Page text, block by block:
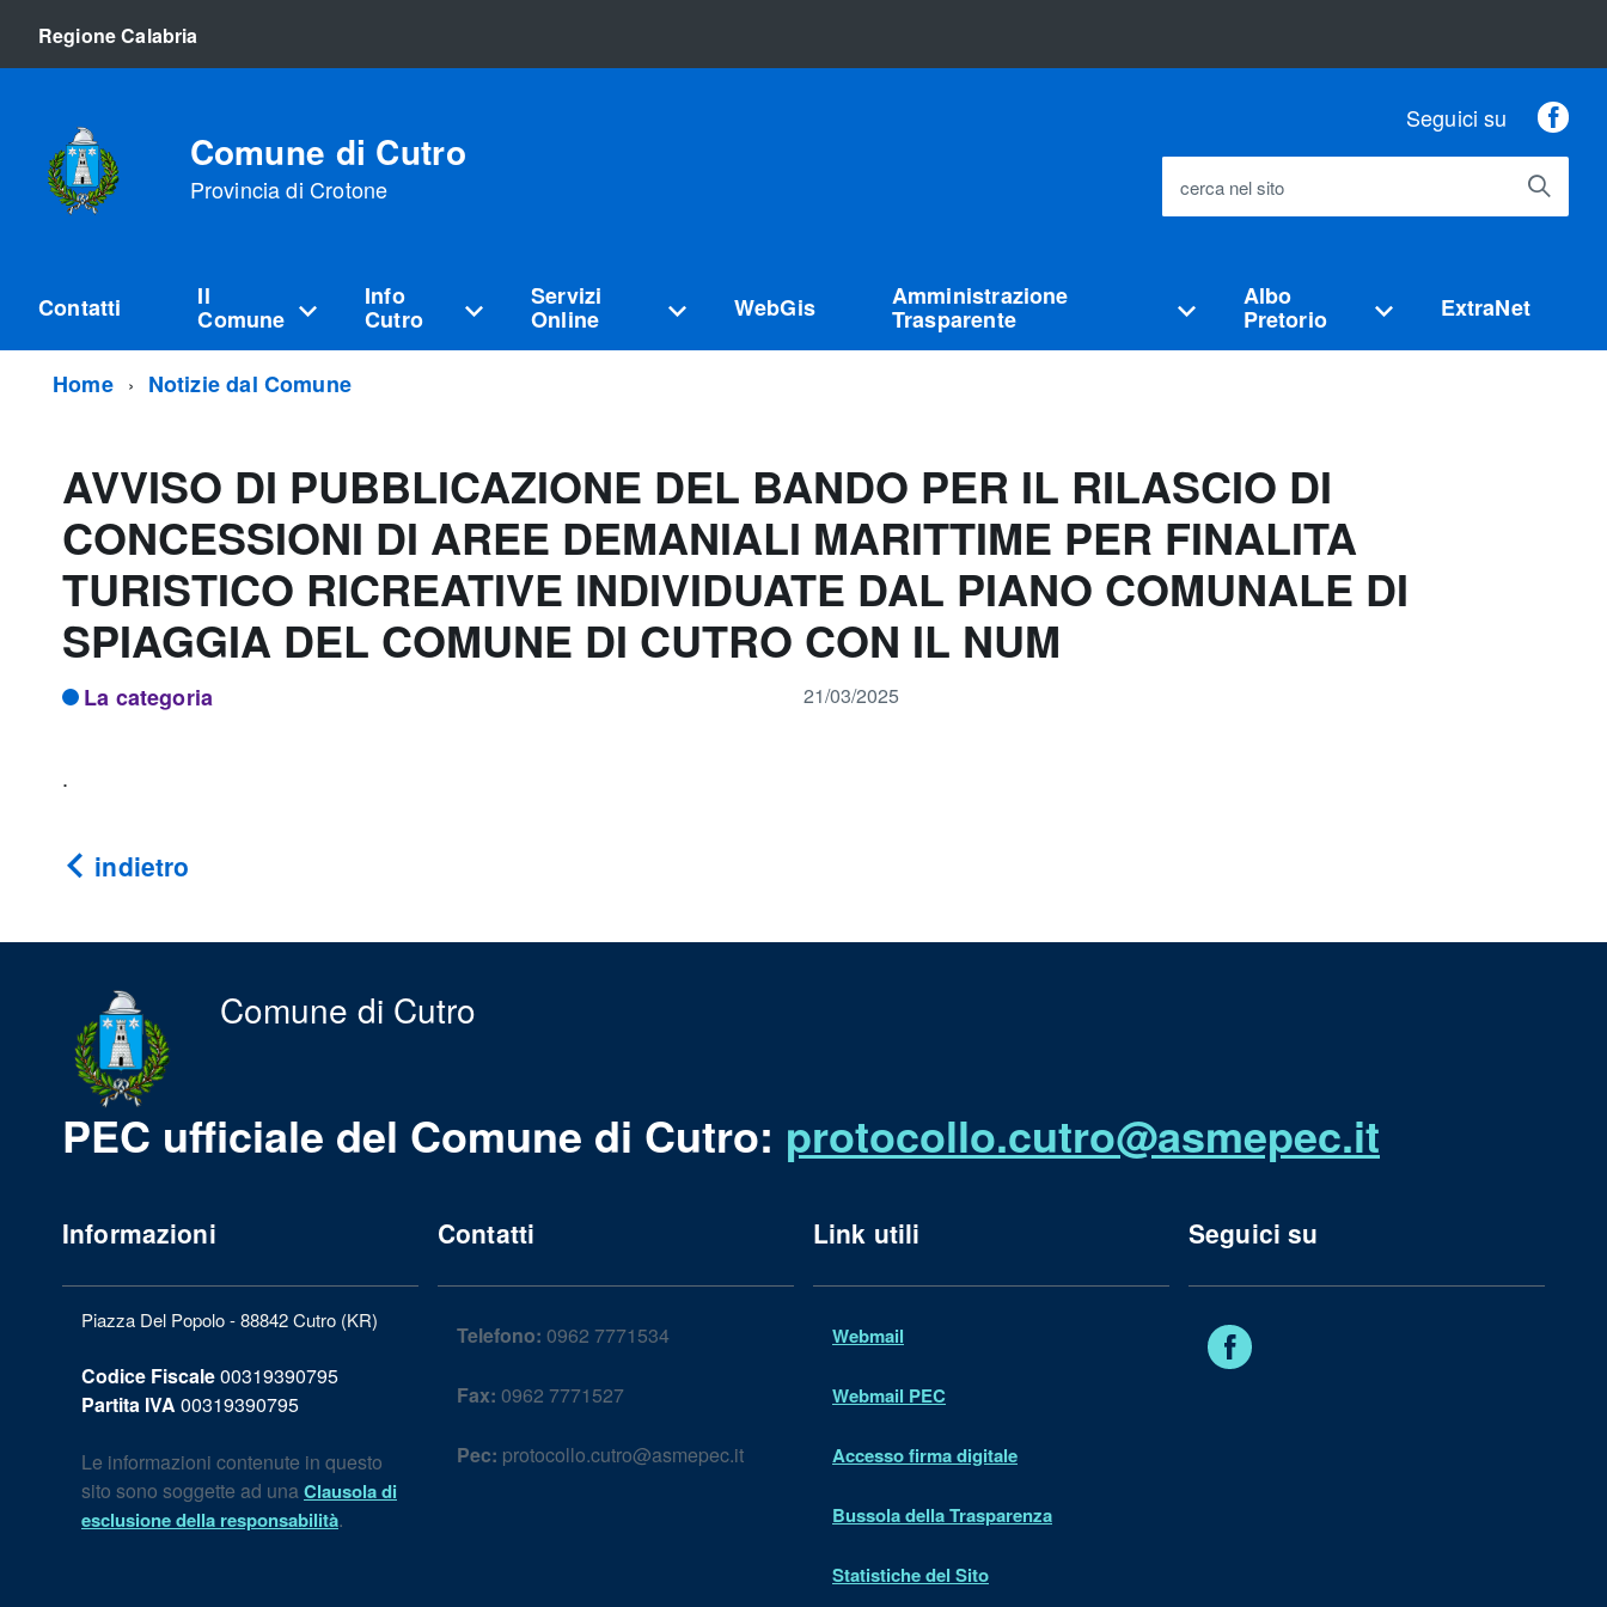
Regione Calabria
Comune di Cutro
Provincia di Crotone
Seguici su
cerca nel sito
Contatti Il
Comune
Info
Cutro
Servizi
Online WebGis Amministrazione
Trasparente
Albo
Pretorio ExtraNet
Home Notizie dal Comune
AVVISO DI PUBBLICAZIONE DEL BANDO PER IL RILASCIO DI
CONCESSIONI DI AREE DEMANIALI MARITTIME PER FINALITA
TURISTICO RICREATIVE INDIVIDUATE DAL PIANO COMUNALE DI
SPIAGGIA DEL COMUNE DI CUTRO CON IL NUM
La categoria 21/03/2025
.
indietro
Comune di Cutro
PEC ufficiale del Comune di Cutro: protocollo.cutro@asmepec.it
Informazioni
Piazza Del Popolo - 88842 Cutro (KR)
Codice Fiscale00319390795
Partita IVA 00319390795
Le informazioni contenute in questo
sito sono soggette ad unaClausola di
esclusione della responsabilità.
Contatti
Telefono: 0962 7771534
Fax: 0962 7771527
Pec: protocollo.cutro@asmepec.it
Link utili
Webmail
Webmail PEC
Accesso firma digitale
Bussola della Trasparenza
Statistiche del Sito
Seguici su